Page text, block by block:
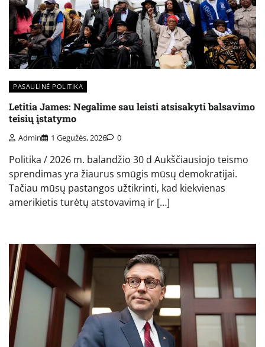
PASAULINĖ POLITIKA
Letitia James: Negalime sau leisti atsisakyti balsavimo
teisių įstatymo
Admin 1 Gegužės, 2026 0
Politika / 2026 m. balandžio 30 d Aukščiausiojo teismo
sprendimas yra žiaurus smūgis mūsų demokratijai.
Tačiau mūsų pastangos užtikrinti, kad kiekvienas
amerikietis turėtų atstovavimą ir […]